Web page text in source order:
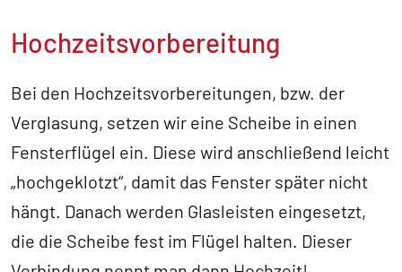
Hochzeitsvorbereitung
Bei den Hochzeitsvorbereitungen, bzw. der
Verglasung, setzen wir eine Scheibe in einen
Fensterflügel ein. Diese wird anschließend leicht
„hochgeklotzt“, damit das Fenster später nicht
hängt. Danach werden Glasleisten eingesetzt,
die die Scheibe fest im Flügel halten. Dieser